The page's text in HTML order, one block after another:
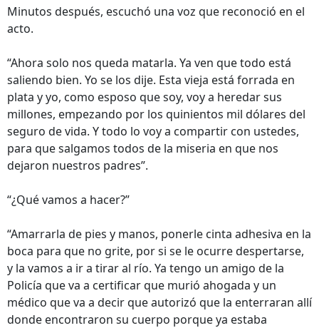
Minutos después, escuchó una voz que reconoció en el
acto.
“Ahora solo nos queda matarla. Ya ven que todo está
saliendo bien. Yo se los dije. Esta vieja está forrada en
plata y yo, como esposo que soy, voy a heredar sus
millones, empezando por los quinientos mil dólares del
seguro de vida. Y todo lo voy a compartir con ustedes,
para que salgamos todos de la miseria en que nos
dejaron nuestros padres”.
“¿Qué vamos a hacer?”
“Amarrarla de pies y manos, ponerle cinta adhesiva en la
boca para que no grite, por si se le ocurre despertarse,
y la vamos a ir a tirar al río. Ya tengo un amigo de la
Policía que va a certificar que murió ahogada y un
médico que va a decir que autorizó que la enterraran allí
donde encontraron su cuerpo porque ya estaba